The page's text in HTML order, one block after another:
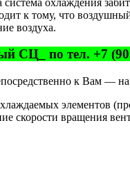
к тому, что
воздуха.
СЦ_ по тел. +7
к Вам —
элементов
скорости вращения